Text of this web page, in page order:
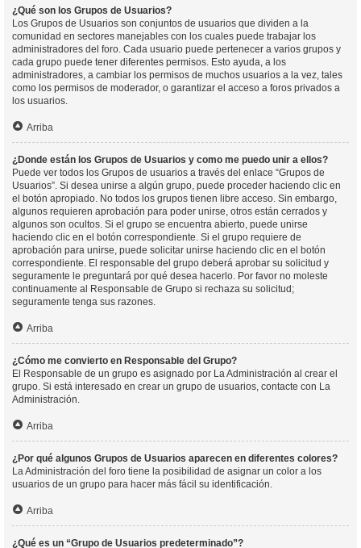
¿Qué son los Grupos de Usuarios?
Los Grupos de Usuarios son conjuntos de usuarios que dividen a la
comunidad en sectores manejables con los cuales puede trabajar los
administradores del foro. Cada usuario puede pertenecer a varios grupos y
cada grupo puede tener diferentes permisos. Esto ayuda, a los
administradores, a cambiar los permisos de muchos usuarios a la vez, tales
como los permisos de moderador, o garantizar el acceso a foros privados a
los usuarios.
Arriba
¿Donde están los Grupos de Usuarios y como me puedo unir a ellos?
Puede ver todos los Grupos de usuarios a través del enlace “Grupos de
Usuarios”. Si desea unirse a algún grupo, puede proceder haciendo clic en
el botón apropiado. No todos los grupos tienen libre acceso. Sin embargo,
algunos requieren aprobación para poder unirse, otros están cerrados y
algunos son ocultos. Si el grupo se encuentra abierto, puede unirse
haciendo clic en el botón correspondiente. Si el grupo requiere de
aprobación para unirse, puede solicitar unirse haciendo clic en el botón
correspondiente. El responsable del grupo deberá aprobar su solicitud y
seguramente le preguntará por qué desea hacerlo. Por favor no moleste
continuamente al Responsable de Grupo si rechaza su solicitud;
seguramente tenga sus razones.
Arriba
¿Cómo me convierto en Responsable del Grupo?
El Responsable de un grupo es asignado por La Administración al crear el
grupo. Si está interesado en crear un grupo de usuarios, contacte con La
Administración.
Arriba
¿Por qué algunos Grupos de Usuarios aparecen en diferentes colores?
La Administración del foro tiene la posibilidad de asignar un color a los
usuarios de un grupo para hacer más fácil su identificación.
Arriba
¿Qué es un “Grupo de Usuarios predeterminado”?